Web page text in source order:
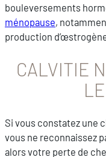
bouleversements
ménopause,
production
CALVITIE
Si vous constatez une
vous ne reconnaissez
alors votre perte de